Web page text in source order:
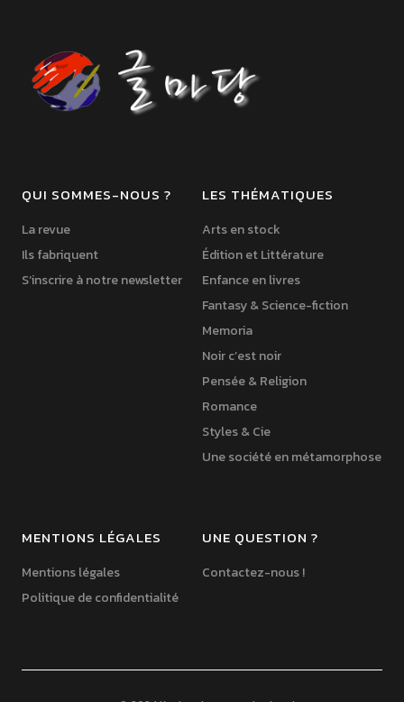
QUI SOMMES-NOUS ?
La revue
Ils fabriquent
S’inscrire à notre newsletter
LES THÉMATIQUES
Arts en stock
Édition et Littérature
Enfance en livres
Fantasy & Science-fiction
Memoria
Noir c’est noir
Pensée & Religion
Romance
Styles & Cie
Une société en métamorphose
MENTIONS LÉGALES
Mentions légales
Politique de confidentialité
UNE QUESTION ?
Contactez-nous !